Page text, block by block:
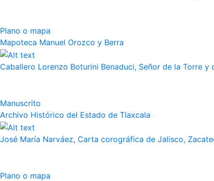
Plano o mapa
Mapoteca Manuel Orozco y Berra
Caballero Lorenzo Boturini Benaduci, Señor de la Torre y
Manuscrito
Archivo Histórico del Estado de Tlaxcala
José María Narváez, Carta corográfica de Jalisco,
Plano o mapa